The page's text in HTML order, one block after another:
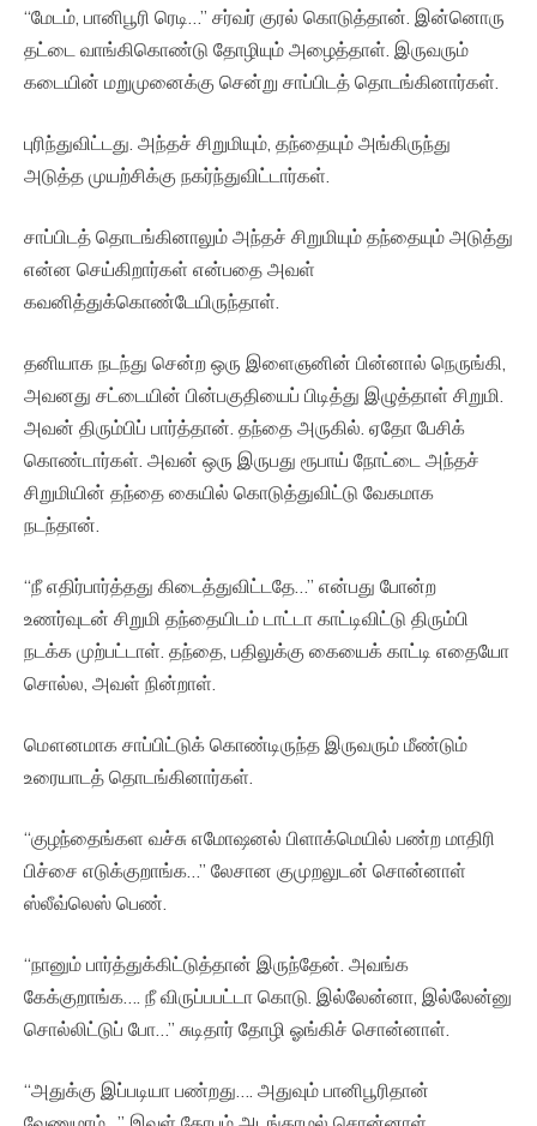
“மேடம், பானிபூரி ரெடி…” சர்வர் குரல் கொடுத்தான். இன்னொரு
தட்டை வாங்கிகொண்டு தோழியும் அழைத்தாள். இருவரும்
கடையின் மறுமுனைக்கு சென்று சாப்பிடத் தொடங்கினார்கள்.
புரிந்துவிட்டது. அந்தச் சிறுமியும், தந்தையும் அங்கிருந்து
அடுத்த முயற்சிக்கு நகர்ந்துவிட்டார்கள்.
சாப்பிடத் தொடங்கினாலும் அந்தச் சிறுமியும் தந்தையும் அடுத்து
என்ன செய்கிறார்கள் என்பதை அவள்
கவனித்துக்கொண்டேயிருந்தாள்.
தனியாக நடந்து சென்ற ஒரு இளைஞனின் பின்னால் நெருங்கி,
அவனது சட்டையின் பின்பகுதியைப் பிடித்து இழுத்தாள் சிறுமி.
அவன் திரும்பிப் பார்த்தான். தந்தை அருகில். ஏதோ பேசிக்
கொண்டார்கள். அவன் ஒரு இருபது ரூபாய் நோட்டை அந்தச்
சிறுமியின் தந்தை கையில் கொடுத்துவிட்டு வேகமாக
நடந்தான்.
“நீ எதிர்பார்த்தது கிடைத்துவிட்டதே…” என்பது போன்ற
உணர்வுடன் சிறுமி தந்தையிடம் டாட்டா காட்டிவிட்டு திரும்பி
நடக்க முற்பட்டாள். தந்தை, பதிலுக்கு கையைக் காட்டி எதையோ
சொல்ல, அவள் நின்றாள்.
மௌனமாக சாப்பிட்டுக் கொண்டிருந்த இருவரும் மீண்டும்
உரையாடத் தொடங்கினார்கள்.
“குழந்தைங்கள வச்சு எமோஷனல் பிளாக்மெயில் பண்ற மாதிரி
பிச்சை எடுக்குறாங்க…” லேசான குமுறலுடன் சொன்னாள்
ஸ்லீவ்லெஸ் பெண்.
“நானும் பார்த்துக்கிட்டுத்தான் இருந்தேன். அவங்க
கேக்குறாங்க…. நீ விருப்பபட்டா கொடு. இல்லேன்னா, இல்லேன்னு
சொல்லிட்டுப் போ…” சுடிதார் தோழி ஓங்கிச் சொன்னாள்.
“அதுக்கு இப்படியா பண்றது…. அதுவும் பானிபூரிதான்